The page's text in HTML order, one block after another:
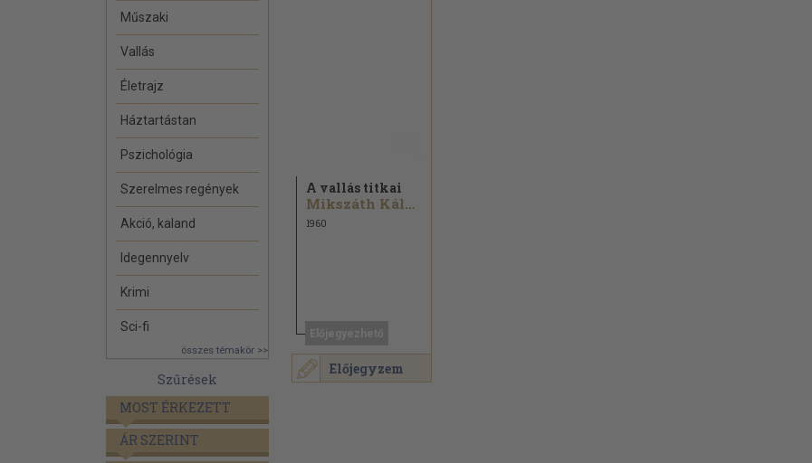
Műszaki
Vallás
Életrajz
Háztartástan
Pszichológia
Szerelmes regények
Akció, kaland
Idegennyelv
Krimi
Sci-fi
összes témakör >>
Szűrések
MOST ÉRKEZETT
ÁR SZERINT
Előjegyzem
A vallás titkai
Mikszáth Kálmán...
1960